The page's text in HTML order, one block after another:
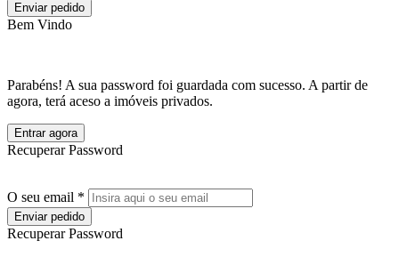
Enviar pedido
Bem Vindo
Parabéns! A sua password foi guardada com sucesso. A partir de
agora, terá aceso a imóveis privados.
Entrar agora
Recuperar Password
O seu email *
Enviar pedido
Recuperar Password